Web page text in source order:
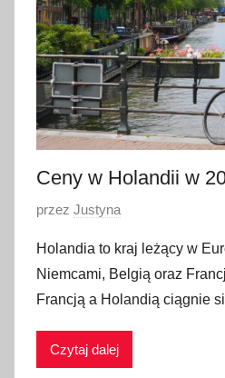
z
n
i
2
0
3
Ceny w Holandii w
O
u
b
l
i
przez Justyna
Holandia to kraj leżący w
Niemcami, Belgią oraz
Francją a Holandią ciągnie
Czytaj dalej